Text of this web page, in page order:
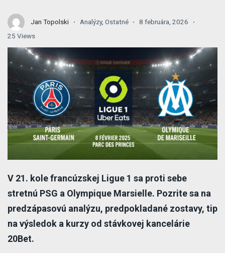
Jan Topolski Analýzy, Ostatné
8 februára, 2026
25 Views
V 21. kole francúzskej Ligue 1 sa proti sebe
stretnú PSG a Olympique Marsielle. Pozrite sa na
predzápasovú analýzu, predpokladané zostavy, tip
na výsledok a kurzy od stávkovej kancelárie
20Bet.